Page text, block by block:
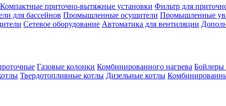
Компактные приточно-вытяжные установки Фильтр для
для бассейнов Промышленные осушители Промышленные
Сетевое оборудование Автоматика для вентиляции
Газовые колонки Комбинированного нагрева Бойлеры
Твердотопливные котлы Дизельные котлы